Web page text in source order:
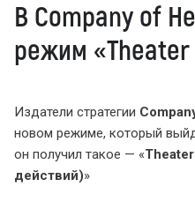
В Company of
режим
Издатели стратегии
новом режиме, который
он получил такое — «
действий)»